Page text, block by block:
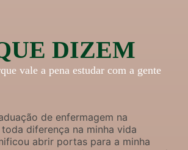
DIZEM
vale a pena estudar com a gente
de enfermagem na
diferença na minha vida
abrir portas para a minha